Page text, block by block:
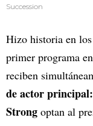
Succession
Hizo historia en
primer programa
reciben
de actor principal:
Strong optan al